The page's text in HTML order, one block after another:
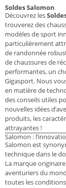
Soldes Salomon
Découvrez les
trouverez des
modèles de sport
particulièrement
de randonnée
de chaussures de
performantes, un
Gigasport. Nous
en matière de
des conseils utiles
nouvelles idées
produits, les
attrayantes !
Salomon :
Salomon est
technique dans le
La marque
aventuriers du
toutes les